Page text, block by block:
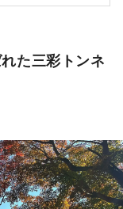
た三彩トンネ